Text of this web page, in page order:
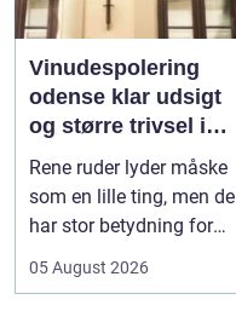
Vinudespolering
odense klar udsigt
og større trivsel i
hverdagen
Rene ruder lyder måske
som en lille ting, men de
har stor betydning for
indtryk af en bolig eller
05 August 2026